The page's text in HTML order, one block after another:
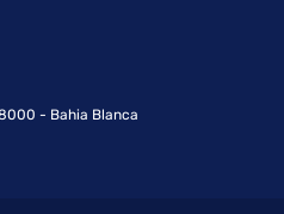
- Bahia Blanca